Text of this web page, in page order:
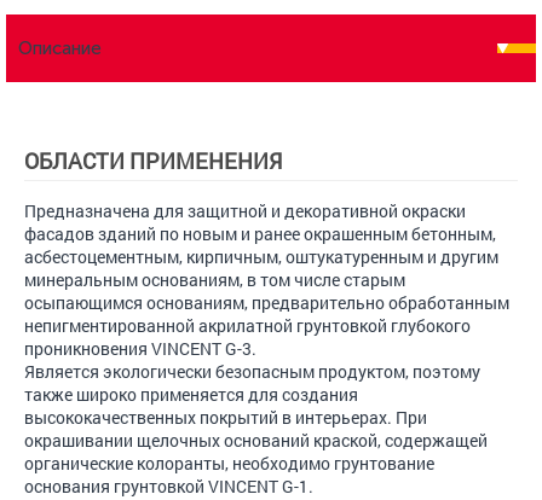
Описание
ОБЛАСТИ ПРИМЕНЕНИЯ
Предназначена для защитной и декоративной окраски
фасадов зданий по новым и ранее окрашенным бетонным,
асбестоцементным, кирпичным, оштукатуренным и другим
минеральным основаниям, в том числе старым
осыпающимся основаниям, предварительно обработанным
непигментированной акрилатной грунтовкой глубокого
проникновения VINCENT G-3.
Является экологически безопасным продуктом, поэтому
также широко применяется для создания
высококачественных покрытий в интерьерах. При
окрашивании щелочных оснований краской, содержащей
органические колоранты, необходимо грунтование
основания грунтовкой VINCENT G-1.